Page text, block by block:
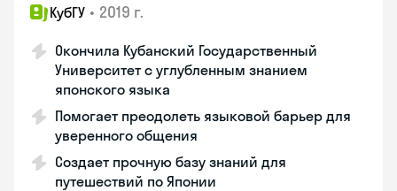
КубГУ • 2019 г.
Окончила Кубанский Государственный
Университет с углубленным знанием
японского языка
Помогает преодолеть языковой барьер для
уверенного общения
Создает прочную базу знаний для
путешествий по Японии